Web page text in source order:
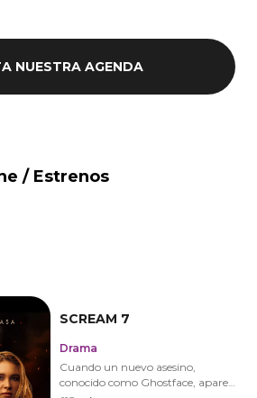
NUESTRA AGENDA
/ Estrenos
SCREAM 7
Drama
Cuando un nuevo asesino,
conocido como Ghostface, aparece